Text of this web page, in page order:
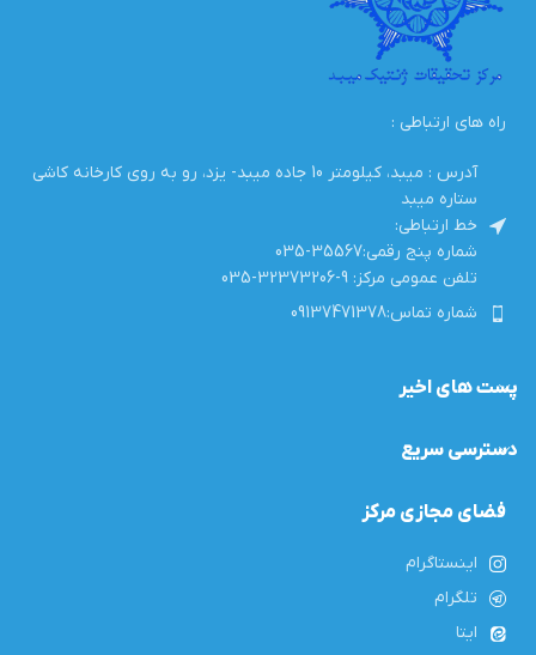
راه های ارتباطی :
آدرس : میبد، کیلومتر 10 جاده میبد- یزد، رو به روی کارخانه کاشی
ستاره میبد
خط ارتباطی:
شماره پنج رقمی:35567-035
تلفن عمومی مرکز: 9-32373206-035
شماره تماس:09137471378
پست های اخیر
دسترسی سریع
فضای مجازی مرکز
اینستاگرام
تلگرام
ایتا